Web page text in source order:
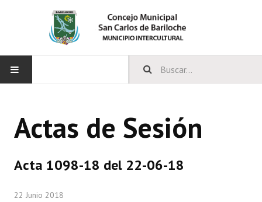
CONCEJO
Actas de Sesión
Acta 1098-18 del 22-06-18
22 Junio 2018